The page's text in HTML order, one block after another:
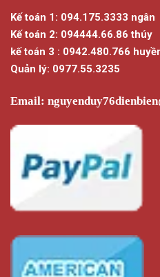
Kế toán 1: 094.175.3333 ngân
Kế toán 2: 094444.66.86 thúy
kế toán 3 : 0942.480.766
Quản lý: 0977.55.3235
Email: